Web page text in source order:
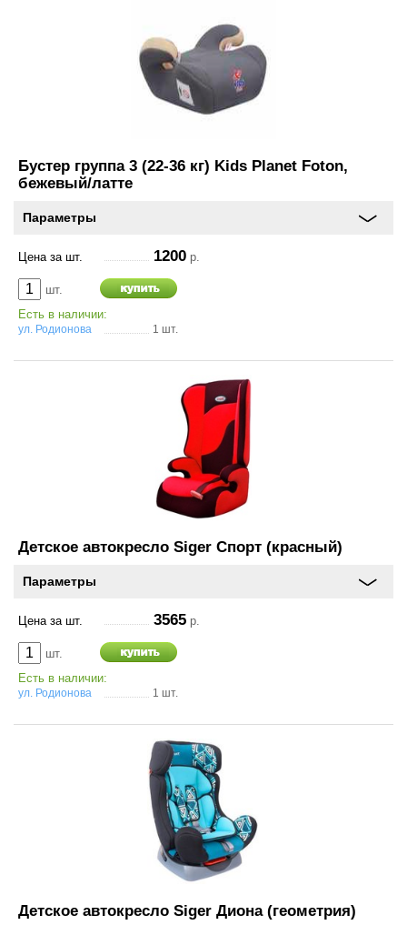
On-line запись на
сервисное обслуживание
Запчасти
Масла
АКБ
Услуги
Калькулятор
On-line запись на
сервисное обслуживание
работы
Бустер группа 3 (22-36 кг) Kids Planet Foton,
бежевый/латте
Параметры
Цена за шт. 1200 р.
шт.
Есть в наличии:
ул. Родионова 1 шт.
Детское автокресло Siger Спорт (красный)
Параметры
Цена за шт. 3565 р.
шт.
Есть в наличии:
ул. Родионова 1 шт.
Детское автокресло Siger Диона (геометрия)